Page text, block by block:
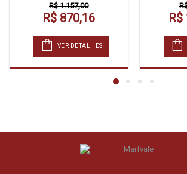
R$ 1.157,00
R$ 870,16
VER DETALHES
R$